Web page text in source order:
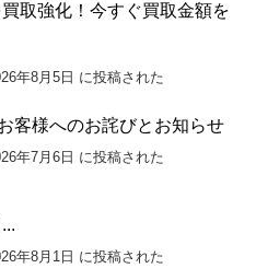
取強化！今すぐ買取金額を
年8月5日 に投稿された
客様へのお詫びとお知らせ
年7月6日 に投稿された
年8月1日 に投稿された